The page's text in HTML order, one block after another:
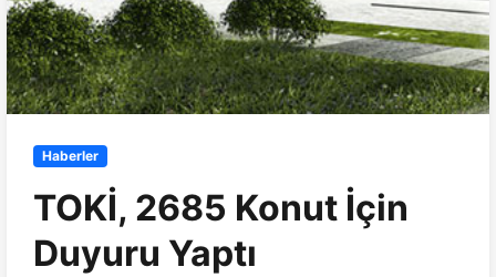
Haberler
TOKİ, 2685 Konut İçin
Duyuru Yaptı